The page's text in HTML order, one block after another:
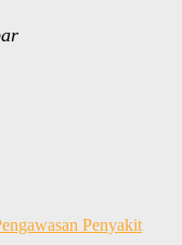
Penyakit